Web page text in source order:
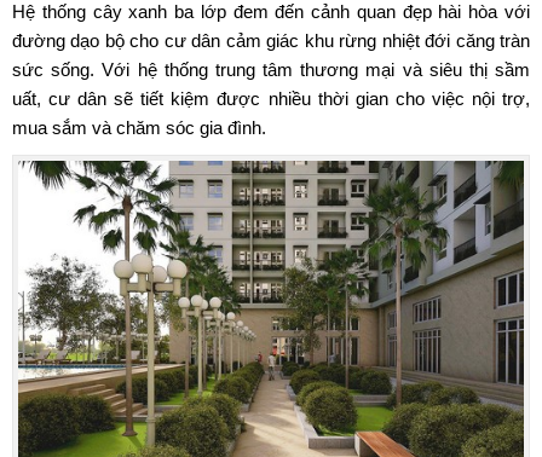
Hệ thống cây xanh ba lớp đem đến cảnh quan đẹp hài hòa với
đường dạo bộ cho cư dân cảm giác khu rừng nhiệt đới căng tràn
sức sống. Với hệ thống trung tâm thương mại và siêu thị sầm
uất, cư dân sẽ tiết kiệm được nhiều thời gian cho việc nội trợ,
mua sắm và chăm sóc gia đình.